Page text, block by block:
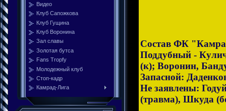
Видео
Клуб Сапожкова
Клуб Гущина
Клуб Воронина
Зал славы
Золотая бутса
Fans Tropfy
Молодежный клуб
Стоп-кадр
Камрад-Лига
Состав ФК
Поддубный -
(к); Воронин,
Запасной:
Не заявлены:
(травма), Шкуда